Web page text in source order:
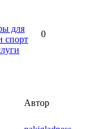
для
спорт
0
Автор